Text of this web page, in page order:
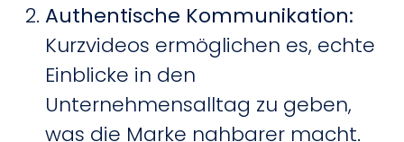
Authentische Kommunikation:
Kurzvideos ermöglichen es, echte
Einblicke in den
Unternehmensalltag zu geben,
was die Marke nahbarer macht.